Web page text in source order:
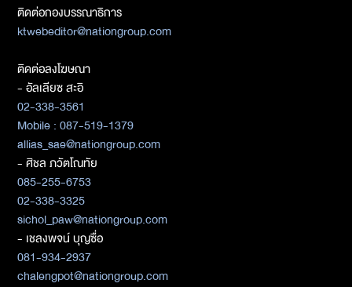
ติดต่อกองบรรณาธิการ
ktwebeditor@nationgroup.com
ติดต่อลงโฆษณา
- อัลเลียซ สะอิ
02-338-3561
Mobile : 087-519-1379
allias_sae@nationgroup.com
- ศิชล ภวัตโณทัย
085-255-6753
02-338-3325
sichol_paw@nationgroup.com
- เชลงพจน์ บุญซื่อ
081-934-2937
chalengpot@nationgroup.com